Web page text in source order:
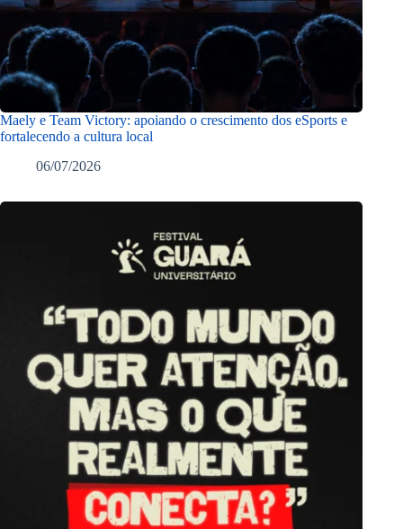
Maely e Team Victory: apoiando o crescimento dos eSports e
fortalecendo a cultura local
06/07/2026